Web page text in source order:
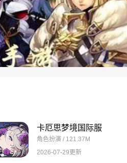
卡厄思梦境国际服
角色扮演 / 121.37M
2026-07-29更新